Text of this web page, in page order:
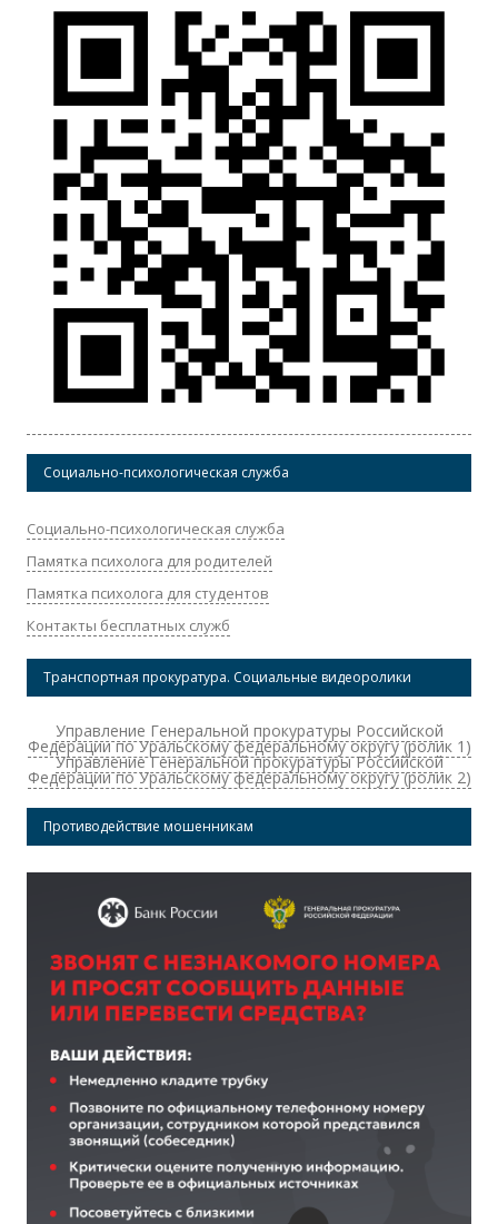
Социально-психологическая служба
Социально-психологическая служба
Памятка психолога для родителей
Памятка психолога для студентов
Контакты бесплатных служб
Транспортная прокуратура. Социальные видеоролики
Управление Генеральной прокуратуры Российской
Федерации по Уральскому федеральному округу (ролик 1)
Управление Генеральной прокуратуры Российской
Федерации по Уральскому федеральному округу (ролик 2)
Противодействие мошенникам